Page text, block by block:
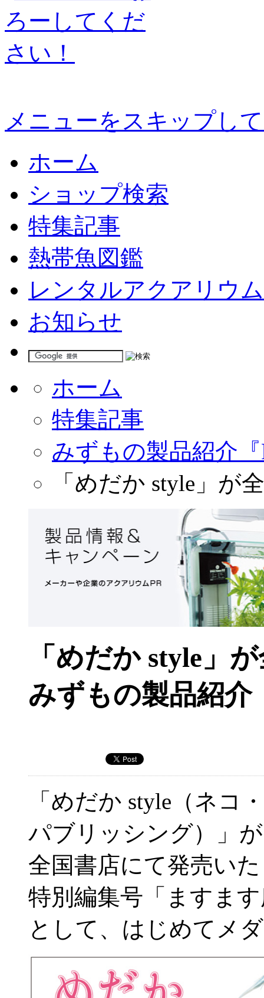
メニューをスキップし
ホーム
ショップ検索
特集記事
熱帯魚図鑑
レンタルアクアリウム
お知らせ
ホーム
特集記事
みずもの製品紹介『
「めだか style」が
「めだか style」
みずもの製品紹介
「めだか style（ネコ・
パブリッシング）」が
全国書店にて発売い
特別編集号「ますま
として、はじめてメ